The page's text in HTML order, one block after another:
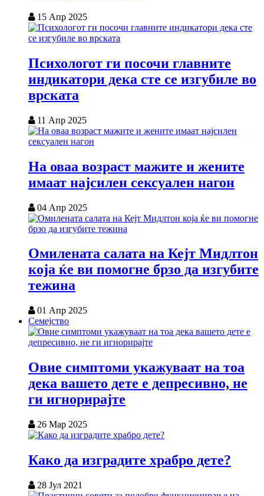
15 Апр 2025
Психологот ги посочи главните
индикатори дека сте се изгубиле во
врската
11 Апр 2025
На оваа возраст мажите и жените
имаат најсилен сексуален нагон
04 Апр 2025
Омилената салата на Кејт Мидлтон
која ќе ви помогне брзо да изгубите
тежина
01 Апр 2025
Семејство
Овие симптоми укажуваат на тоа
дека вашето дете е депресивно, не
ги игнорирајте
26 Мар 2025
Како да изградите храбро дете?
28 Јул 2021